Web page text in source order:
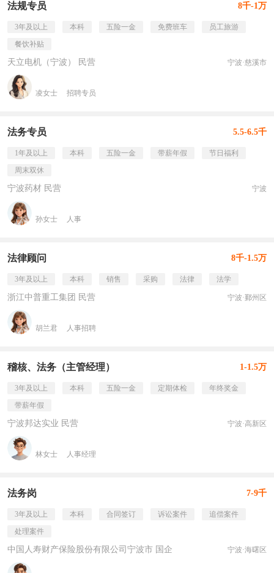
法规专员 8千-1万
3年及以上 本科 五险一金 免费班车
员工旅游
餐饮补贴
天立电机（宁波） 民营 宁波·慈溪市
凌女士 招聘专员
法务专员 5.5-6.5千
1年及以上 本科 五险一金 带薪年假
节日福利
周末双休
宁波药材 民营 宁波
孙女士 人事
法律顾问 8千-1.5万
3年及以上 本科 销售 采购 法律 法学
浙江中普重工集团 民营 宁波·鄞州区
胡兰君 人事招聘
稽核、法务（主管经理） 1-1.5万
3年及以上 本科 五险一金 定期体检
年终奖金
带薪年假
宁波邦达实业 民营 宁波·高新区
林女士 人事经理
法务岗 7-9千
3年及以上 本科 合同签订 诉讼案件
追偿案件
处理案件
中国人寿财产保险股份有限公司宁波市 国企 宁波·海曙区